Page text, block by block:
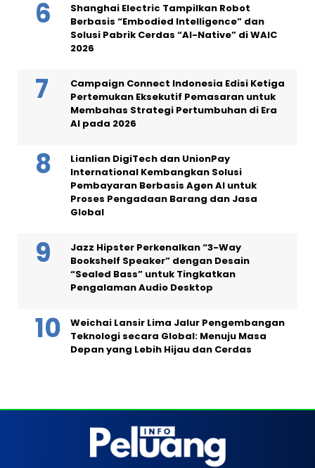
Shanghai Electric Tampilkan Robot
Berbasis “Embodied Intelligence” dan
Solusi Pabrik Cerdas “AI-Native” di WAIC
2026
Campaign Connect Indonesia Edisi Ketiga
Pertemukan Eksekutif Pemasaran untuk
Membahas Strategi Pertumbuhan di Era
AI pada 2026
Lianlian DigiTech dan UnionPay
International Kembangkan Solusi
Pembayaran Berbasis Agen AI untuk
Proses Pengadaan Barang dan Jasa
Global
Jazz Hipster Perkenalkan “3-Way
Bookshelf Speaker” dengan Desain
“Sealed Bass” untuk Tingkatkan
Pengalaman Audio Desktop
Weichai Lansir Lima Jalur Pengembangan
Teknologi secara Global: Menuju Masa
Depan yang Lebih Hijau dan Cerdas